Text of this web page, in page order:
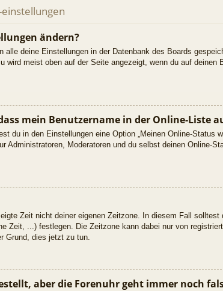
ändern?
alle deine Einstellungen in der Datenbank des Boards
wird meist oben auf der Seite angezeigt, wenn du auf
mein Benutzername in der Online-Liste
du in den Einstellungen eine Option „Meinen Online-Status
Administratoren, Moderatoren und du selbst deinen Online-
Zeit nicht deiner eigenen Zeitzone. In diesem Fall solltest
Zeit, ...) festlegen. Die Zeitzone kann dabei nur von
Grund, dies jetzt zu tun.
aber die Forenuhr geht immer noch